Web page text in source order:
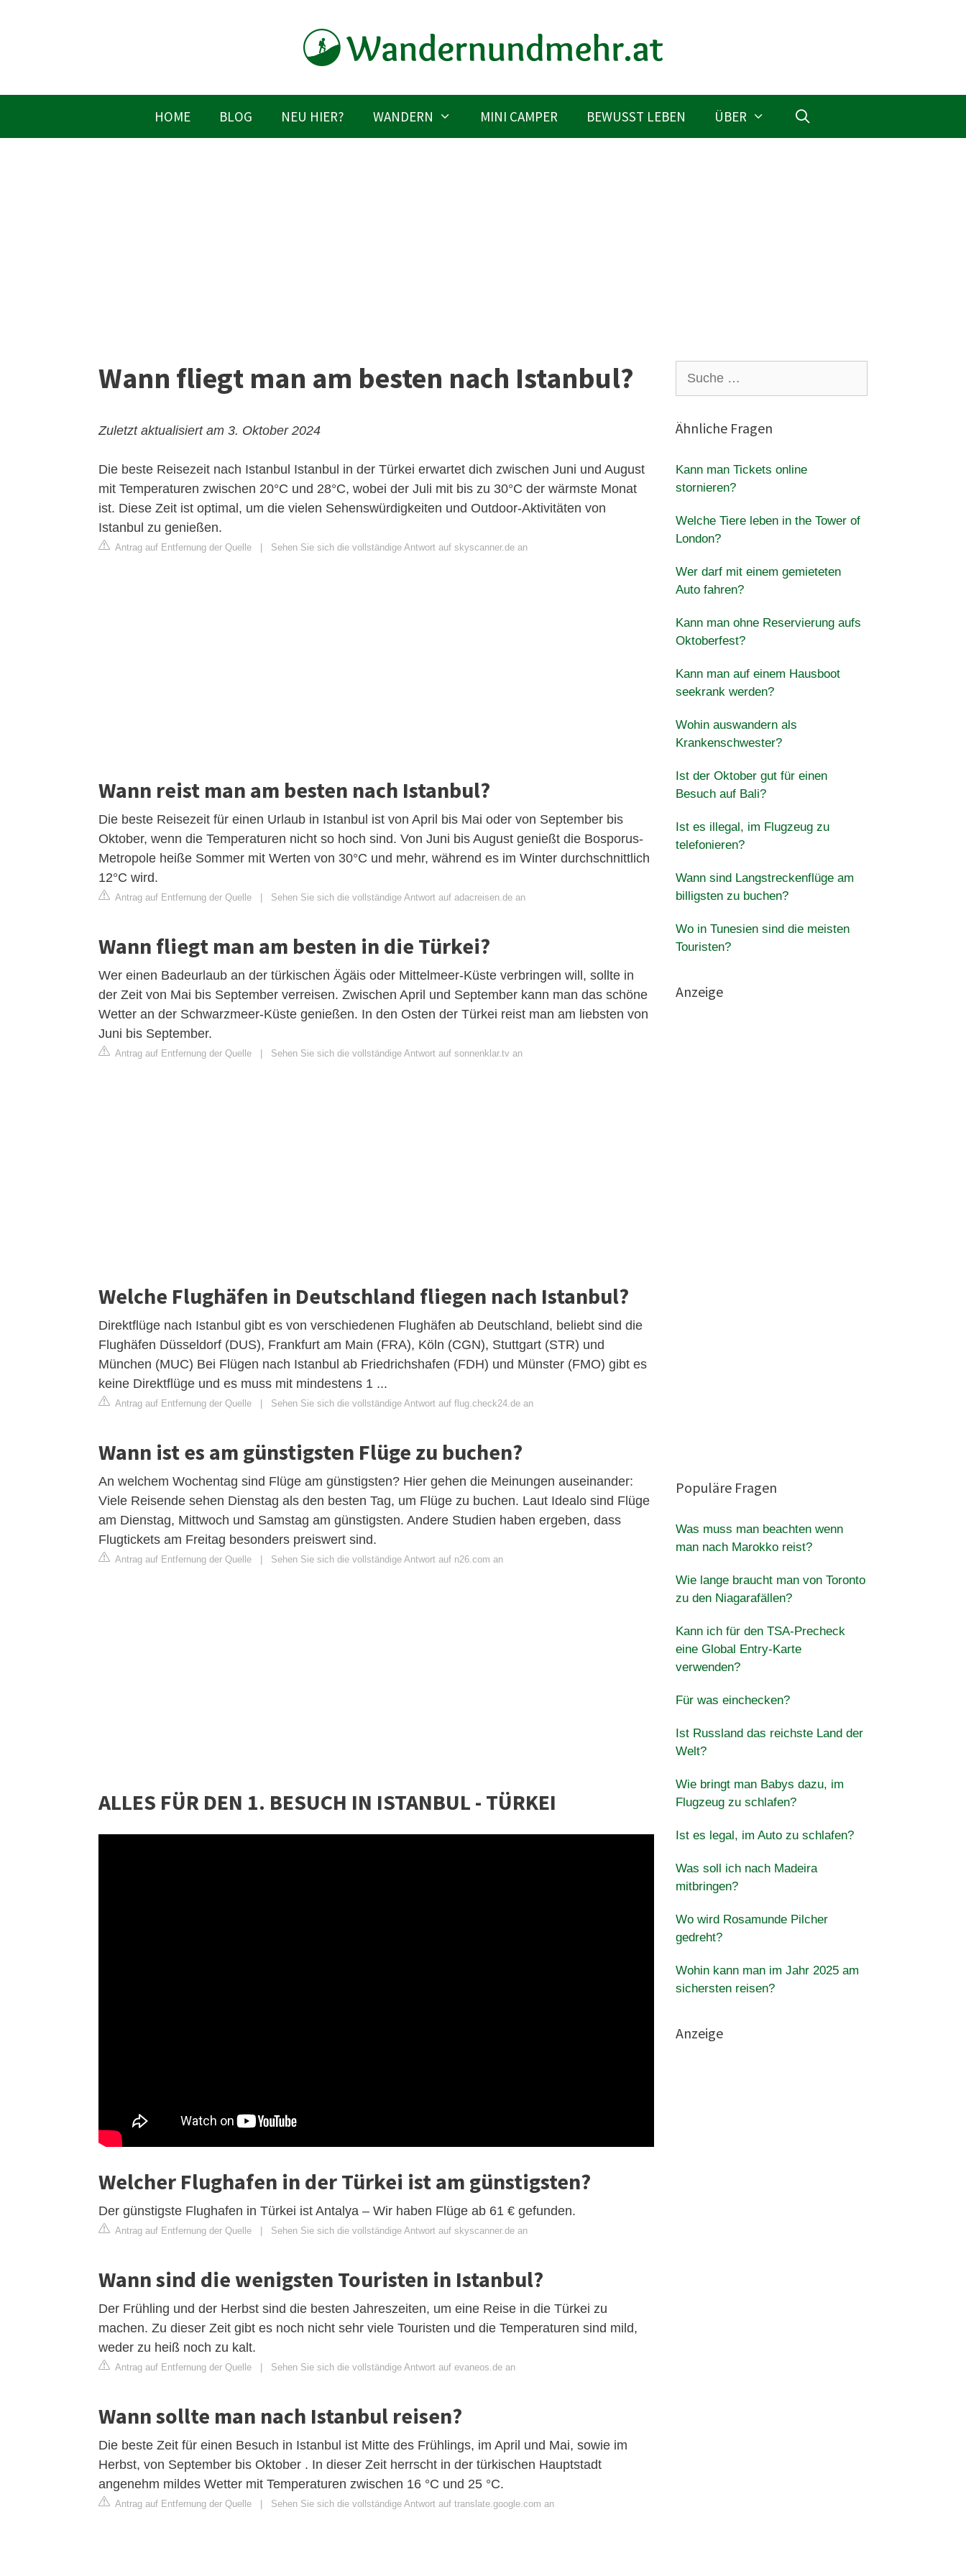
HOME BLOG NEU HIER? WANDERN MINI CAMPER BEWUSST LEBEN ÜBER
Wann fliegt man am besten nach Istanbul?
Zuletzt aktualisiert am 3. Oktober 2024
Die beste Reisezeit nach Istanbul Istanbul in der Türkei erwartet dich zwischen Juni und August
mit Temperaturen zwischen 20°C und 28°C, wobei der Juli mit bis zu 30°C der wärmste Monat
ist. Diese Zeit ist optimal, um die vielen Sehenswürdigkeiten und Outdoor-Aktivitäten von
Istanbul zu genießen.
Antrag auf Entfernung der Quelle Sehen Sie sich die vollständige Antwort auf skyscanner.de an
Wann reist man am besten nach Istanbul?
Die beste Reisezeit für einen Urlaub in Istanbul ist von April bis Mai oder von September bis
Oktober, wenn die Temperaturen nicht so hoch sind. Von Juni bis August genießt die Bosporus-
Metropole heiße Sommer mit Werten von 30°C und mehr, während es im Winter durchschnittlich
12°C wird.
Antrag auf Entfernung der Quelle Sehen Sie sich die vollständige Antwort auf adacreisen.de an
Wann fliegt man am besten in die Türkei?
Wer einen Badeurlaub an der türkischen Ägäis oder Mittelmeer-Küste verbringen will, sollte in
der Zeit von Mai bis September verreisen. Zwischen April und September kann man das schöne
Wetter an der Schwarzmeer-Küste genießen. In den Osten der Türkei reist man am liebsten von
Juni bis September.
Antrag auf Entfernung der Quelle Sehen Sie sich die vollständige Antwort auf sonnenklar.tv an
Welche Flughäfen in Deutschland fliegen nach Istanbul?
Direktflüge nach Istanbul gibt es von verschiedenen Flughäfen ab Deutschland, beliebt sind die
Flughäfen Düsseldorf (DUS), Frankfurt am Main (FRA), Köln (CGN), Stuttgart (STR) und
München (MUC) Bei Flügen nach Istanbul ab Friedrichshafen (FDH) und Münster (FMO) gibt es
keine Direktflüge und es muss mit mindestens 1 ...
Antrag auf Entfernung der Quelle Sehen Sie sich die vollständige Antwort auf flug.check24.de an
Wann ist es am günstigsten Flüge zu buchen?
An welchem Wochentag sind Flüge am günstigsten? Hier gehen die Meinungen auseinander:
Viele Reisende sehen Dienstag als den besten Tag, um Flüge zu buchen. Laut Idealo sind Flüge
am Dienstag, Mittwoch und Samstag am günstigsten. Andere Studien haben ergeben, dass
Flugtickets am Freitag besonders preiswert sind.
Antrag auf Entfernung der Quelle Sehen Sie sich die vollständige Antwort auf n26.com an
ALLES FÜR DEN 1. BESUCH IN ISTANBUL - TÜRKEI
Welcher Flughafen in der Türkei ist am günstigsten?
Der günstigste Flughafen in Türkei ist Antalya – Wir haben Flüge ab 61 € gefunden.
Antrag auf Entfernung der Quelle | Sehen Sie sich die vollständige Antwort auf skyscanner.de an
Wann sind die wenigsten Touristen in Istanbul?
Der Frühling und der Herbst sind die besten Jahreszeiten, um eine Reise in die Türkei zu
machen. Zu dieser Zeit gibt es noch nicht sehr viele Touristen und die Temperaturen sind mild,
weder zu heiß noch zu kalt.
Antrag auf Entfernung der Quelle | Sehen Sie sich die vollständige Antwort auf evaneos.de an
Wann sollte man nach Istanbul reisen?
Die beste Zeit für einen Besuch in Istanbul ist Mitte des Frühlings, im April und Mai, sowie im
Herbst, von September bis Oktober . In dieser Zeit herrscht in der türkischen Hauptstadt
angenehm mildes Wetter mit Temperaturen zwischen 16 °C und 25 °C.
Antrag auf Entfernung der Quelle | Sehen Sie sich die vollständige Antwort auf translate.google.com an
nach:
Ähnliche Fragen
Kann man Tickets online
stornieren?
Welche Tiere leben in the Tower of
London?
Wer darf mit einem gemieteten
Auto fahren?
Kann man ohne Reservierung aufs
Oktoberfest?
Kann man auf einem Hausboot
seekrank werden?
Wohin auswandern als
Krankenschwester?
Ist der Oktober gut für einen
Besuch auf Bali?
Ist es illegal, im Flugzeug zu
telefonieren?
Wann sind Langstreckenflüge am
billigsten zu buchen?
Wo in Tunesien sind die meisten
Touristen?
Anzeige
Populäre Fragen
Was muss man beachten wenn
man nach Marokko reist?
Wie lange braucht man von Toronto
zu den Niagarafällen?
Kann ich für den TSA-Precheck
eine Global Entry-Karte
verwenden?
Für was einchecken?
Ist Russland das reichste Land der
Welt?
Wie bringt man Babys dazu, im
Flugzeug zu schlafen?
Ist es legal, im Auto zu schlafen?
Was soll ich nach Madeira
mitbringen?
Wo wird Rosamunde Pilcher
gedreht?
Wohin kann man im Jahr 2025 am
sichersten reisen?
Anzeige